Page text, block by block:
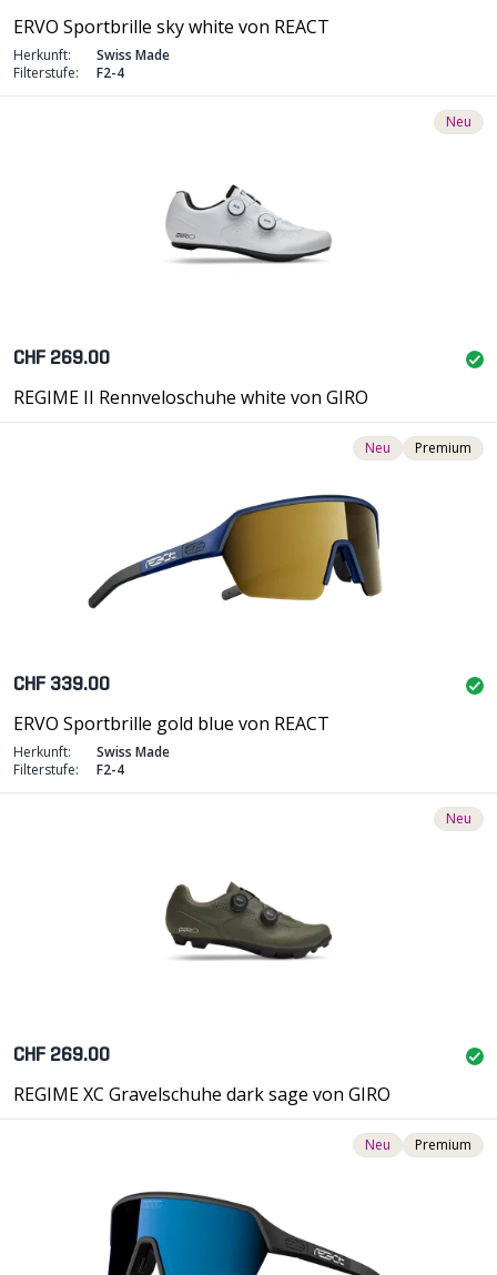
ERVO Sportbrille sky white von REACT
Herkunft:
Swiss Made
Filterstufe:
F2-4
Neu
CHF 269.00
REGIME II Rennveloschuhe white von GIRO
Neu Premium
CHF 339.00
ERVO Sportbrille gold blue von REACT
Herkunft:
Swiss Made
Filterstufe:
F2-4
Neu
CHF 269.00
REGIME XC Gravelschuhe dark sage von GIRO
Neu Premium